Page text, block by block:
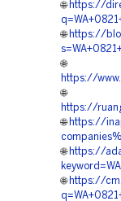
🌐 https://
🌐 https://
🌐
https://
🌐
https://
🌐 https://
🌐 https://
🌐 https://